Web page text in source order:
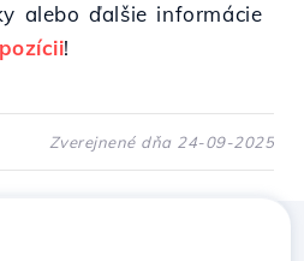
alebo ďalšie informácie
!
Zverejnené dňa 24-09-2025